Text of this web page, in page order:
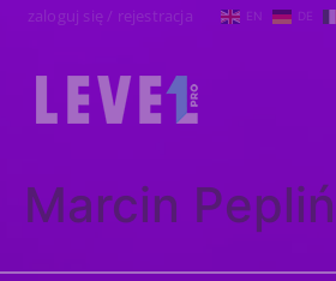
zaloguj się / rejestracja EN DE
Marcin